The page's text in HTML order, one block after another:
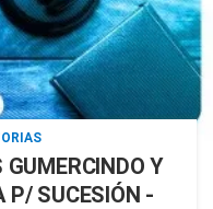
Y
P/ SUCESIÓN -